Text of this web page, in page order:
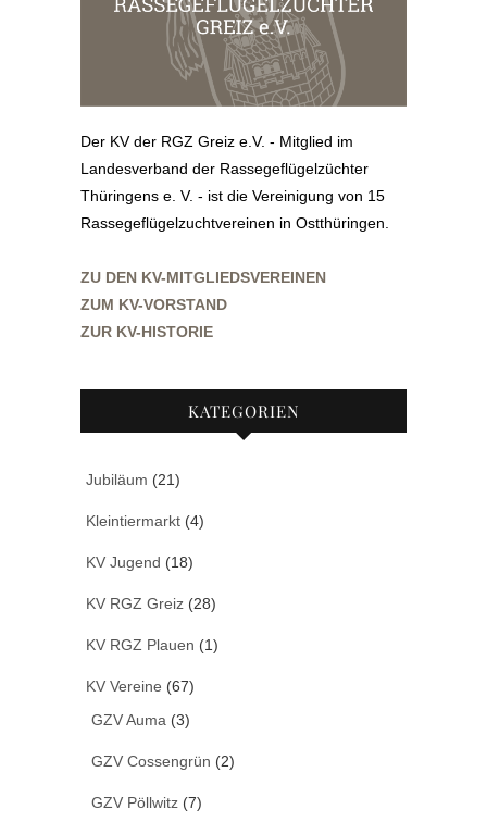
Der KV der RGZ Greiz e.V. - Mitglied im
Landesverband der Rassegeflügelzüchter
Thüringens e. V. - ist die Vereinigung von 15
Rassegeflügelzuchtvereinen in Ostthüringen.
ZU DEN KV-MITGLIEDSVEREINEN
ZUM KV-VORSTAND
ZUR KV-HISTORIE
KATEGORIEN
Jubiläum (21)
Kleintiermarkt (4)
KV Jugend (18)
KV RGZ Greiz (28)
KV RGZ Plauen (1)
KV Vereine (67)
GZV Auma (3)
GZV Cossengrün (2)
GZV Pöllwitz (7)